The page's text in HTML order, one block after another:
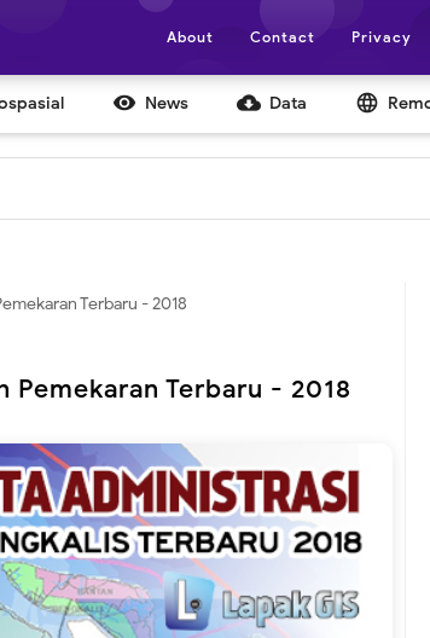
About Contact Privacy
 News cloud_download Data language
Terbaru - 2018
Pemekaran Terbaru - 2018